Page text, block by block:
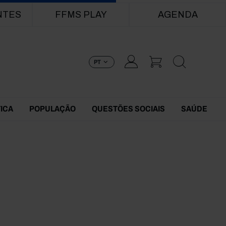
FFMS PLAY AGENDA
PT
POPULAÇÃO QUESTÕES SOCIAIS SAÚDE